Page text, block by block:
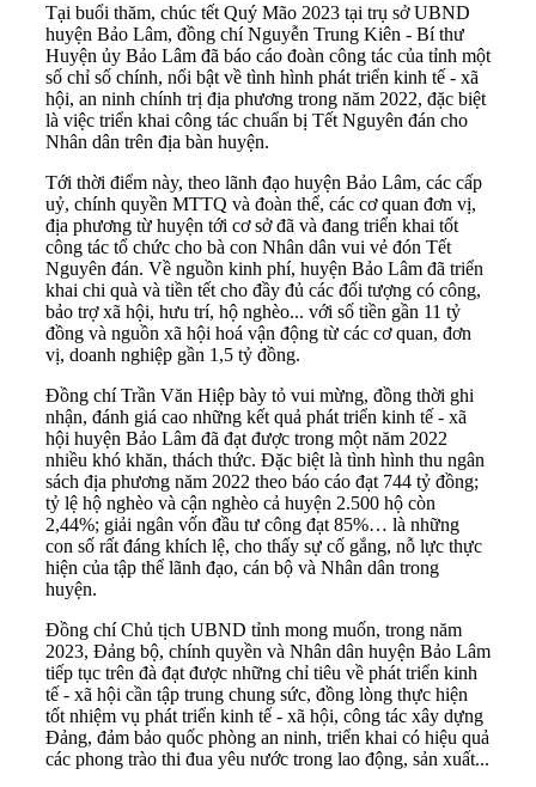
Tại buổi thăm, chúc tết Quý Mão 2023 tại trụ sở UBND
huyện Bảo Lâm, đồng chí Nguyễn Trung Kiên - Bí thư
Huyện ủy Bảo Lâm đã báo cáo đoàn công tác của tỉnh một
số chỉ số chính, nổi bật về tình hình phát triển kinh tế - xã
hội, an ninh chính trị địa phương trong năm 2022, đặc biệt
là việc triển khai công tác chuẩn bị Tết Nguyên đán cho
Nhân dân trên địa bàn huyện.
Tới thời điểm này, theo lãnh đạo huyện Bảo Lâm, các cấp
uỷ, chính quyền MTTQ và đoàn thể, các cơ quan đơn vị,
địa phương từ huyện tới cơ sở đã và đang triển khai tốt
công tác tổ chức cho bà con Nhân dân vui vẻ đón Tết
Nguyên đán. Về nguồn kinh phí, huyện Bảo Lâm đã triển
khai chi quà và tiền tết cho đầy đủ các đối tượng có công,
bảo trợ xã hội, hưu trí, hộ nghèo... với số tiền gần 11 tỷ
đồng và nguồn xã hội hoá vận động từ các cơ quan, đơn
vị, doanh nghiệp gần 1,5 tỷ đồng.
Đồng chí Trần Văn Hiệp bày tỏ vui mừng, đồng thời ghi
nhận, đánh giá cao những kết quả phát triển kinh tế - xã
hội huyện Bảo Lâm đã đạt được trong một năm 2022
nhiều khó khăn, thách thức. Đặc biệt là tình hình thu ngân
sách địa phương năm 2022 theo báo cáo đạt 744 tỷ đồng;
tỷ lệ hộ nghèo và cận nghèo cả huyện 2.500 hộ còn
2,44%; giải ngân vốn đầu tư công đạt 85%… là những
con số rất đáng khích lệ, cho thấy sự cố gắng, nỗ lực thực
hiện của tập thể lãnh đạo, cán bộ và Nhân dân trong
huyện.
Đồng chí Chủ tịch UBND tỉnh mong muốn, trong năm
2023, Đảng bộ, chính quyền và Nhân dân huyện Bảo Lâm
tiếp tục trên đà đạt được những chỉ tiêu về phát triển kinh
tế - xã hội cần tập trung chung sức, đồng lòng thực hiện
tốt nhiệm vụ phát triển kinh tế - xã hội, công tác xây dựng
Đảng, đảm bảo quốc phòng an ninh, triển khai có hiệu quả
các phong trào thi đua yêu nước trong lao động, sản xuất...